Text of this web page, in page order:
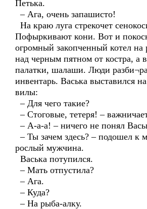
Петька.
– Ага, очень запашисто!
На краю луга стрекочет
Пофыркивают кони. Вот и
огромный закопченный котел на
над черным пятном от костра, а
палатки, шалаши. Люди
инвентарь. Васька выставился
вилы:
– Для чего такие?
– Стоговые, тетеря! –
– А-а-а! – ничего не понял
– Ты зачем здесь? – подошел к
рослый мужчина.
Васька потупился.
– Мать отпустила?
– Ага.
– Куда?
– На рыба-алку.